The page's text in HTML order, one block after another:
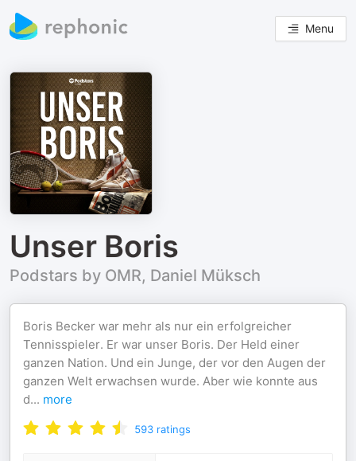
Menu
Unser Boris
Podstars by OMR, Daniel Müksch
Boris Becker war mehr als nur ein erfolgreicher
Tennisspieler. Er war unser Boris. Der Held einer
ganzen Nation. Und ein Junge, der vor den Augen der
ganzen Welt erwachsen wurde. Aber wie konnte aus
d... more
593 ratings